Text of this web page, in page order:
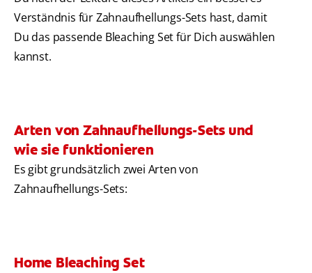
Verständnis für Zahnaufhellungs-Sets hast, damit
Du das passende Bleaching Set für Dich auswählen
kannst.
Arten von Zahnaufhellungs-Sets und
wie sie funktionieren
Es gibt grundsätzlich zwei Arten von
Zahnaufhellungs-Sets:
Home Bleaching Set